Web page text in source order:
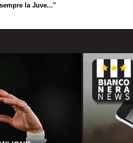
sempre la Juve..."